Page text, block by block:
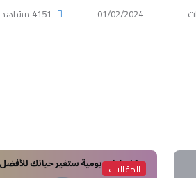
01/02/2024 4151 مشاهدات
المقالات